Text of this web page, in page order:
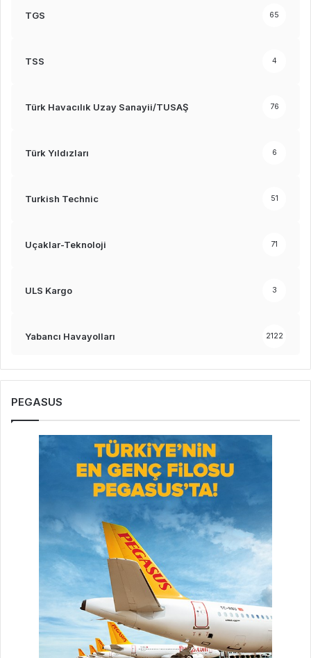
TGS 65
TSS 4
Türk Havacılık Uzay Sanayii/TUSAŞ 76
Türk Yıldızları 6
Turkish Technic 51
Uçaklar-Teknoloji 71
ULS Kargo 3
Yabancı Havayolları 2122
PEGASUS